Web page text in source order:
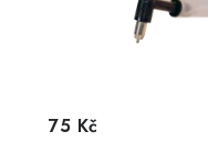
75 Kč